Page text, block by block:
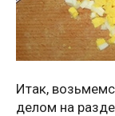
Итак,
делом на